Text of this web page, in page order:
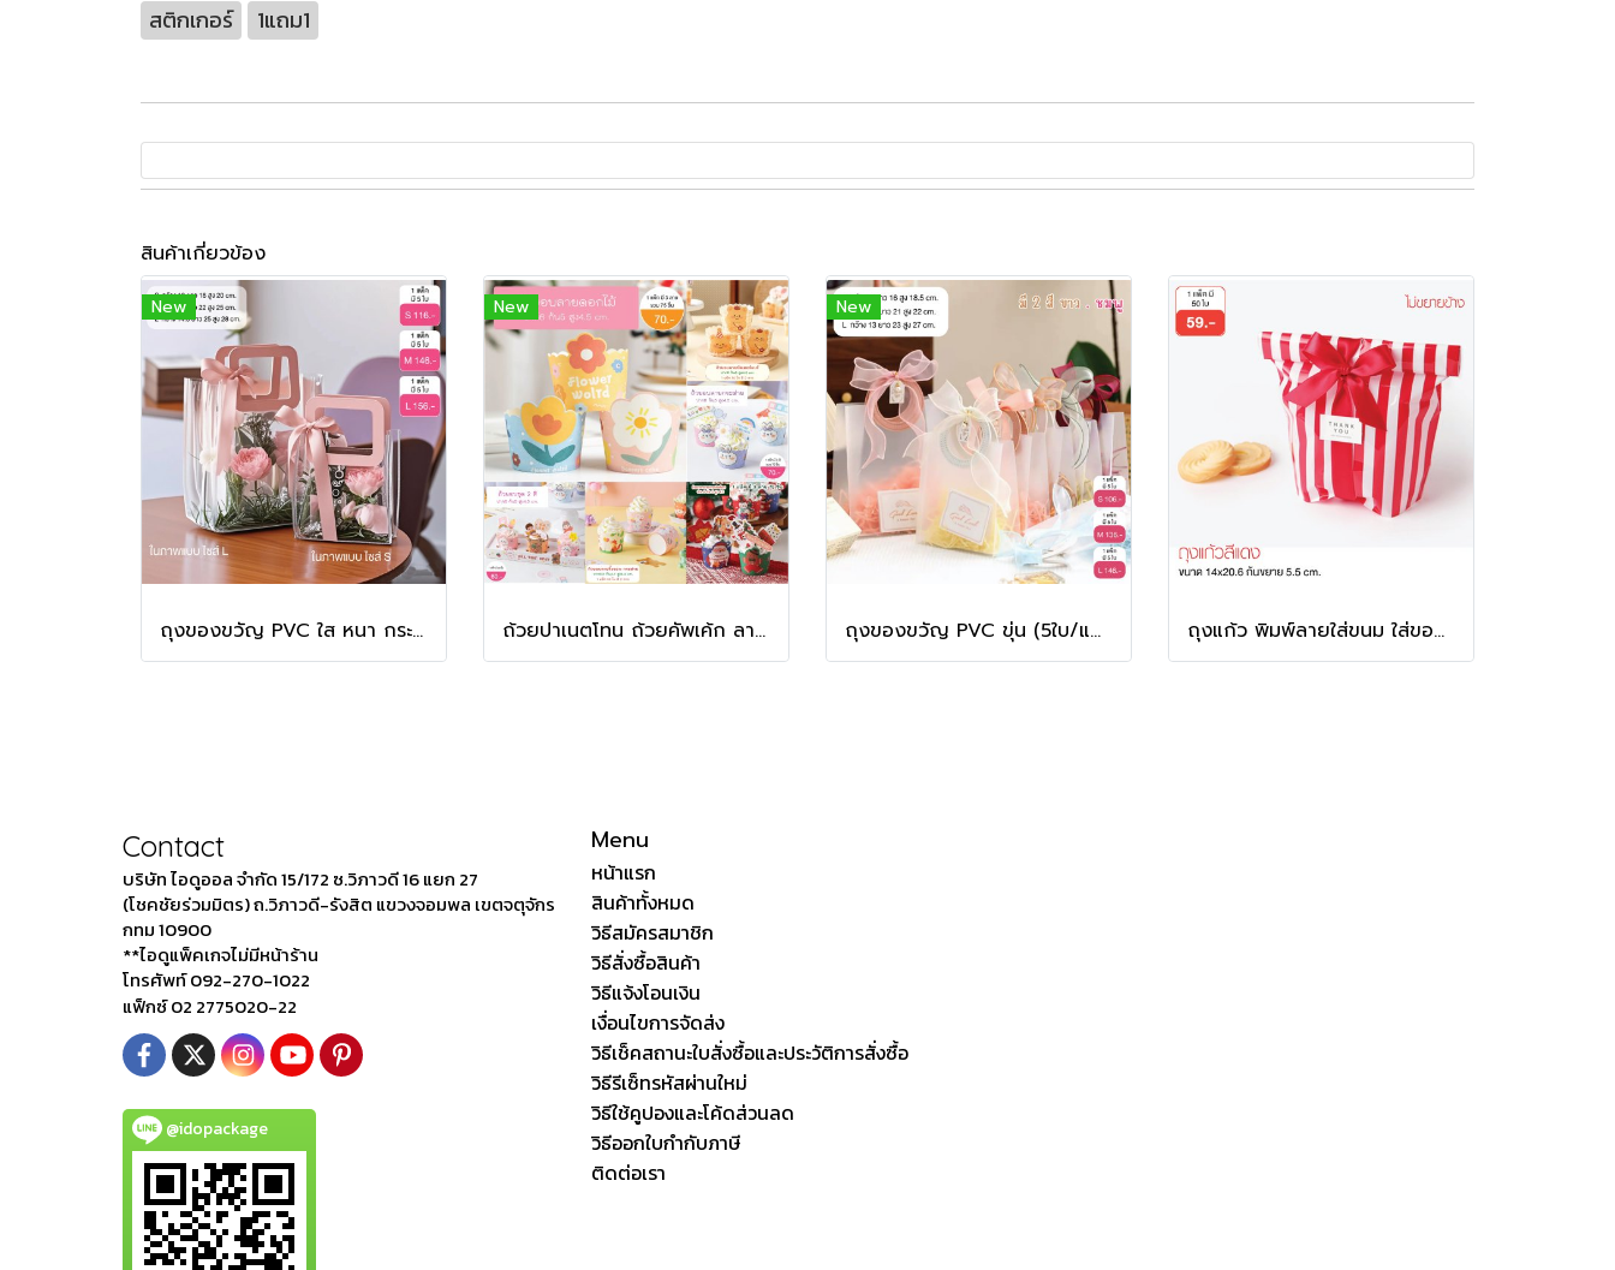
สติกเกอร์ 1แถม1
สินค้าเกี่ยวข้อง
New
ถุงของขวัญ PVC ใส หนา กระเป๋าจัดกิ๊ฟเซ็ท สำหรับใส่ของขวัญ ดอกไม้ ของชำร่วย ขนม ของฝาก ของขวัญ (5ใบ/แพ็ค)
New
ถ้วยปาเนตโทน ถ้วยคัพเค้ก ลายน่ารัก ลายคริสมาสต์ (ออกใบกำกับภาษีไม่ได้ / Unable to issue tax invoice)
New
ถุงของขวัญ PVC ขุ่น (5ใบ/แพ็ค) กระเป๋าจัดกิ๊ฟเซ็ท ของขวัญ ดอกไม้ ขนม ของชำร่วย ถุงแก้ว พิมพ์ลายใส่ขนม ใส่ของขวัญ ขนาด 5x14x20.6 ซม.
Contact
บริษัท ไอดูออล จำกัด 15/172 ซ.วิภาวดี 16 แยก 27
(โชคชัยร่วมมิตร) ถ.วิภาวดี-รังสิต แขวงจอมพล เขตจตุจักร
กทม 10900
**ไอดูแพ็คเกจไม่มีหน้าร้าน
โทรศัพท์ 092-270-1022
แฟ็กซ์ 02 2775020-22
@idopackage
Menu
หน้าแรก
สินค้าทั้งหมด
วิธีสมัครสมาชิก
วิธีสั่งซื้อสินค้า
วิธีแจ้งโอนเงิน
เงื่อนไขการจัดส่ง
วิธีเช็คสถานะใบสั่งซื้อและประวัติการสั่งซื้อ
วิธีรีเซ็ทรหัสผ่านใหม่
วิธีใช้คูปองและโค้ดส่วนลด
วิธีออกใบกำกับภาษี
ติดต่อเรา